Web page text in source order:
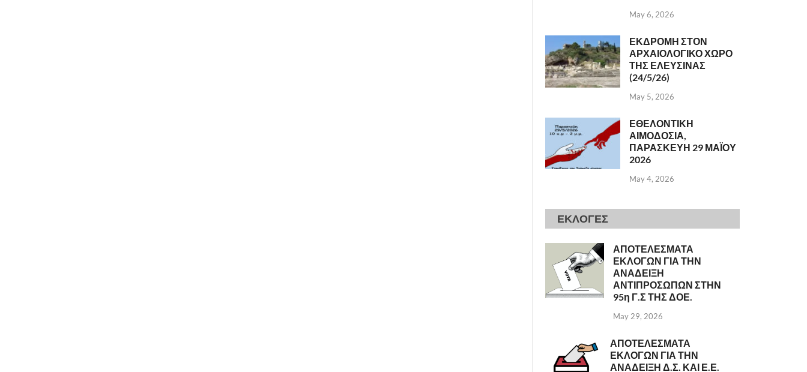
May 6, 2026
ΕΚΔΡΟΜΗ ΣΤΟΝ
ΑΡΧΑΙΟΛΟΓΙΚΟ ΧΩΡΟ
ΤΗΣ ΕΛΕΥΣΙΝΑΣ
(24/5/26)
May 5, 2026
ΕΘΕΛΟΝΤΙΚΗ
ΑΙΜΟΔΟΣΙΑ,
ΠΑΡΑΣΚΕΥΗ 29 ΜΑΪΟΥ
2026
May 4, 2026
ΕΚΛΟΓΕΣ
ΑΠΟΤΕΛΕΣΜΑΤΑ
ΕΚΛΟΓΩΝ ΓΙΑ ΤΗΝ
ΑΝΑΔΕΙΞΗ
ΑΝΤΙΠΡΟΣΩΠΩΝ ΣΤΗΝ
95η Γ.Σ ΤΗΣ ΔΟΕ.
May 29, 2026
ΑΠΟΤΕΛΕΣΜΑΤΑ
ΕΚΛΟΓΩΝ ΓΙΑ ΤΗΝ
ΑΝΑΔΕΙΞΗ Δ.Σ. ΚΑΙ Ε.Ε.